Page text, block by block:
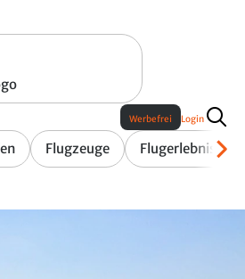
Flugzeuge Flugerlebnis
Werbefrei Login